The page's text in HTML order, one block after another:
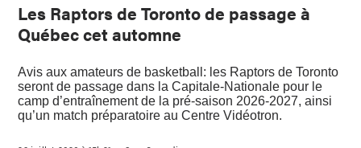
Les Raptors de Toronto de passage à
Québec cet automne
Avis aux amateurs de basketball: les Raptors de Toronto
seront de passage dans la Capitale-Nationale pour le
camp d’entraînement de la pré-saison 2026-2027, ainsi
qu’un match préparatoire au Centre Vidéotron.